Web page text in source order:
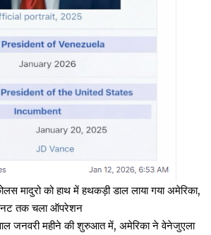
मादुरो को हाथ में हथकड़ी डाल लाया गया अमेरिका,
तक चला ऑपरेशन
जनवरी महीने की शुरुआत में, अमेरिका ने वेनेजुएला